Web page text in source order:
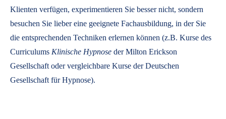
Klienten verfügen, experimentieren Sie besser nicht, sondern
besuchen Sie lieber eine geeignete Fachausbildung, in der Sie
die entsprechenden Techniken erlernen können (z.B. Kurse des
Curriculums Klinische Hypnose der Milton Erickson
Gesellschaft oder vergleichbare Kurse der Deutschen
Gesellschaft für Hypnose).